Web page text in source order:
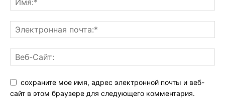
сохраните мое имя, адрес электронной почты и веб-
сайт в этом браузере для следующего комментария.